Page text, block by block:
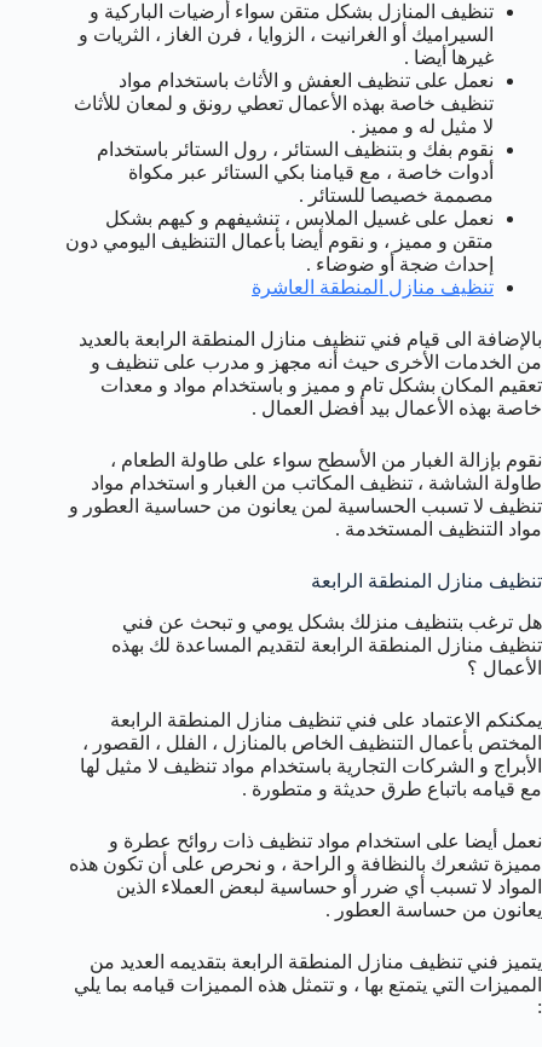
تنظيف المنازل بشكل متقن سواء أرضيات الباركية و
السيراميك أو الغرانيت ، الزوايا ، فرن الغاز ، الثريات و
غيرها أيضا .
نعمل على تنظيف العفش و الأثاث باستخدام مواد
تنظيف خاصة بهذه الأعمال تعطي رونق و لمعان للأثاث
لا مثيل له و مميز .
نقوم بفك و بتنظيف الستائر ، رول الستائر باستخدام
أدوات خاصة ، مع قيامنا بكي الستائر عبر مكواة
مصممة خصيصا للستائر .
نعمل على غسيل الملابس ، تنشيفهم و كيهم بشكل
متقن و مميز ، و نقوم أيضا بأعمال التنظيف اليومي دون
إحداث ضجة أو ضوضاء .
تنظيف منازل المنطقة العاشرة
بالإضافة الى قيام فني تنظيف منازل المنطقة الرابعة بالعديد
من الخدمات الأخرى حيث أنه مجهز و مدرب على تنظيف و
تعقيم المكان بشكل تام و مميز و باستخدام مواد و معدات
خاصة بهذه الأعمال بيد أفضل العمال .
نقوم بإزالة الغبار من الأسطح سواء على طاولة الطعام ،
طاولة الشاشة ، تنظيف المكاتب من الغبار و استخدام مواد
تنظيف لا تسبب الحساسية لمن يعانون من حساسية العطور و
مواد التنظيف المستخدمة .
تنظيف منازل المنطقة الرابعة
هل ترغب بتنظيف منزلك بشكل يومي و تبحث عن فني
تنظيف منازل المنطقة الرابعة لتقديم المساعدة لك بهذه
الأعمال ؟
يمكنكم الاعتماد على فني تنظيف منازل المنطقة الرابعة
المختص بأعمال التنظيف الخاص بالمنازل ، الفلل ، القصور ،
الأبراج و الشركات التجارية باستخدام مواد تنظيف لا مثيل لها
مع قيامه باتباع طرق حديثة و متطورة .
نعمل أيضا على استخدام مواد تنظيف ذات روائح عطرة و
مميزة تشعرك بالنظافة و الراحة ، و نحرص على أن تكون هذه
المواد لا تسبب أي ضرر أو حساسية لبعض العملاء الذين
يعانون من حساسة العطور .
يتميز فني تنظيف منازل المنطقة الرابعة بتقديمه العديد من
المميزات التي يتمتع بها ، و تتمثل هذه المميزات قيامه بما يلي
: